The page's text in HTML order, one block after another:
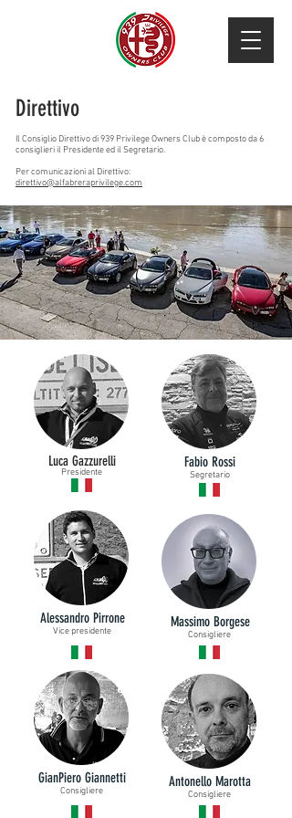
Direttivo
Il Consiglio Direttivo di 939 Privilege Owners Club è composto da 6
consiglieri il Presidente ed il Segretario.
Per comunicazioni al Direttivo:
direttivo@alfabreraprivilege.com
Luca Gazzurelli
Presidente
Alessandro Pirrone
Vice presidente
GianPiero Giannetti
Consigliere
Fabio Rossi
Segretario
Massimo Borgese
Consigliere
Antonello Marotta
Consigliere